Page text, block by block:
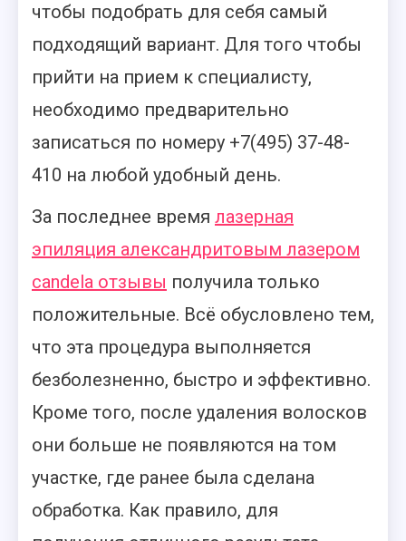
чтобы подобрать для себя самый
подходящий вариант. Для того чтобы
прийти на прием к специалисту,
необходимо предварительно
записаться по номеру +7(495) 37-48-
410 на любой удобный день.
За последнее время лазерная
эпиляция александритовым лазером
candela отзывы получила только
положительные. Всё обусловлено тем,
что эта процедура выполняется
безболезненно, быстро и эффективно.
Кроме того, после удаления волосков
они больше не появляются на том
участке, где ранее была сделана
обработка. Как правило, для